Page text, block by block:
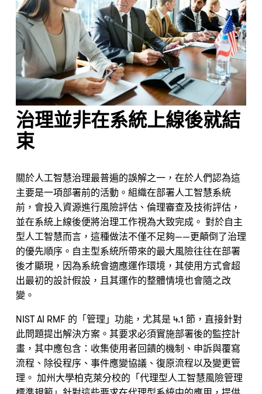
治理並非在系統上線後就結
束
關於人工智慧治理最普遍的誤解之一，在於人們認為這
主要是一項部署前的活動。組織在部署人工智慧系統
前，會投入資源進行風險評估、倫理審查及技術評估，
並在系統上線後便將治理工作視為大致完成。 對於自主
型人工智慧而言，這種做法不僅不足夠——更顛倒了治理
的優先順序。自主型系統所帶來的最大風險往往在部署
後才顯現，因為系統會適應運作環境，其使用方式會超
出最初的設計假設，且其運作的整體情境也會隨之改
變。
NIST AI RMF 的「管理」功能，尤其是 4.1 節，直接針對
此問題提出解決方案。其要求必須實施部署後的監控計
畫，其中應包含：收集使用者回饋的機制、申訴與覆寫
流程、除役程序、事件應變協議、復原流程以及變更管
理。 加州大學柏克萊分校的「代理型人工智慧風險管理